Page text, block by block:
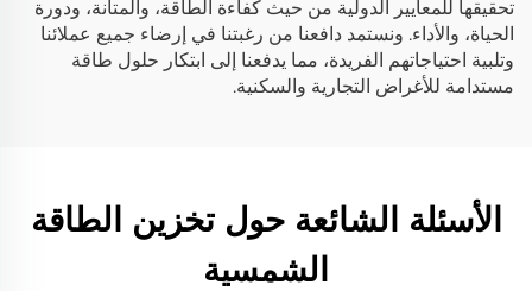
تحقيقها للمعايير الدولية من حيث كفاءة الطاقة، والمتانة، ودورة
الحياة، والأداء. ونستمد دافعنا من رغبتنا في إرضاء جميع عملائنا
وتلبية احتياجاتهم الفريدة، مما يدفعنا إلى ابتكار حلول طاقة
مستدامة للأغراض التجارية والسكنية.
الأسئلة الشائعة حول تخزين الطاقة
الشمسية